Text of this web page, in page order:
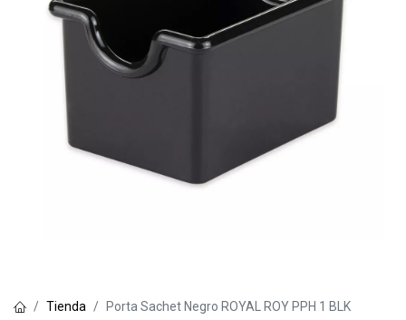
Tienda Porta Sachet Negro ROYAL ROY PPH 1 BLK